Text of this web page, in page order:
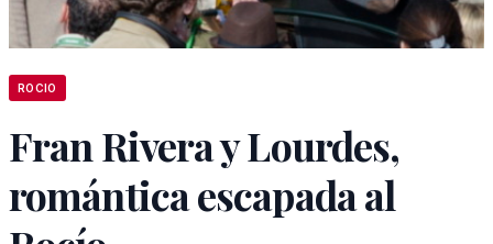
ROCIO
Fran Rivera y Lourdes,
romántica escapada al